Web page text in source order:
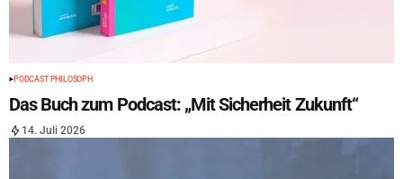
PODCAST PHILOSOPH
Das Buch zum Podcast: „Mit Sicherheit Zukunft“
14. Juli 2026